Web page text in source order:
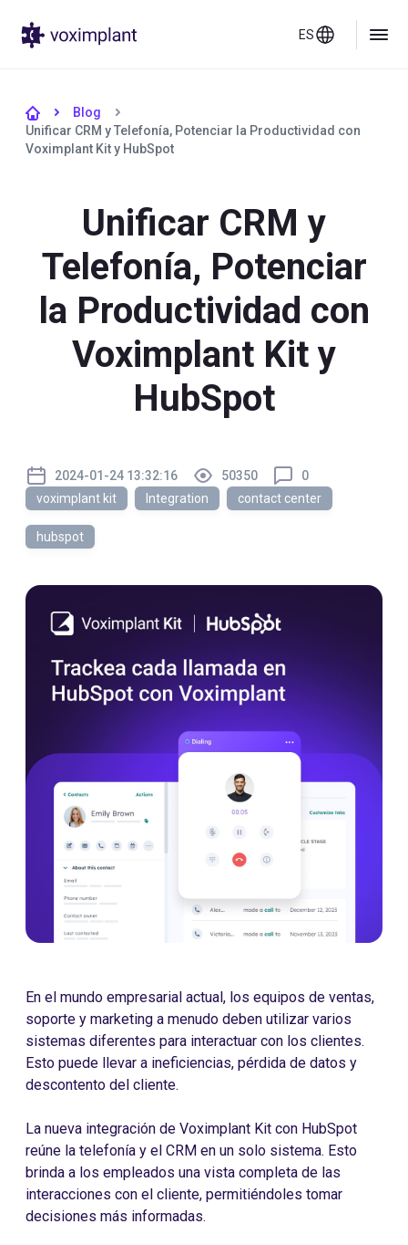
ES
Blog
Unificar CRM y Telefonía, Potenciar la Productividad con
Voximplant Kit y HubSpot
Unificar CRM y
Telefonía, Potenciar
la Productividad con
Voximplant Kit y
HubSpot
2024-01-24 13:32:16 50350
0
voximplant kit
Integration contact center
hubspot
En el mundo empresarial actual, los equipos de ventas,
soporte y marketing a menudo deben utilizar varios
sistemas diferentes para interactuar con los clientes.
Esto puede llevar a ineficiencias, pérdida de datos y
descontento del cliente.
La nueva integración de Voximplant Kit con HubSpot
reúne la telefonía y el CRM en un solo sistema. Esto
brinda a los empleados una vista completa de las
interacciones con el cliente, permitiéndoles tomar
decisiones más informadas.